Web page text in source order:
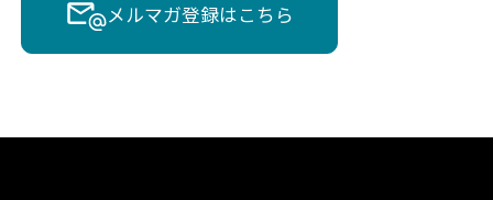
メルマガ登録はこちら